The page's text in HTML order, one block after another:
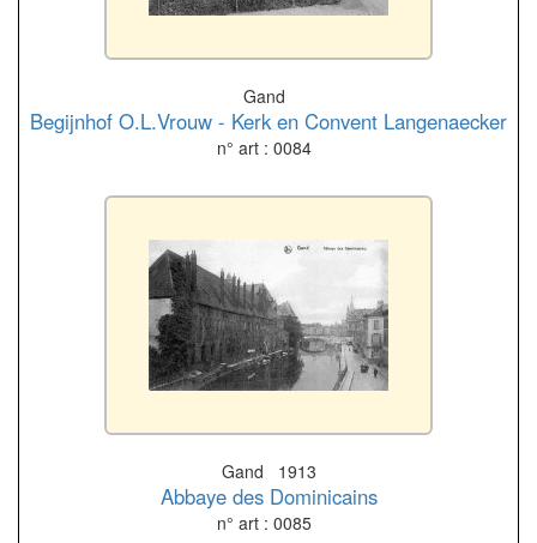
Gand
Begijnhof O.L.Vrouw - Kerk en Convent Langenaecker
n° art : 0084
Gand 1913
Abbaye des Dominicains
n° art : 0085